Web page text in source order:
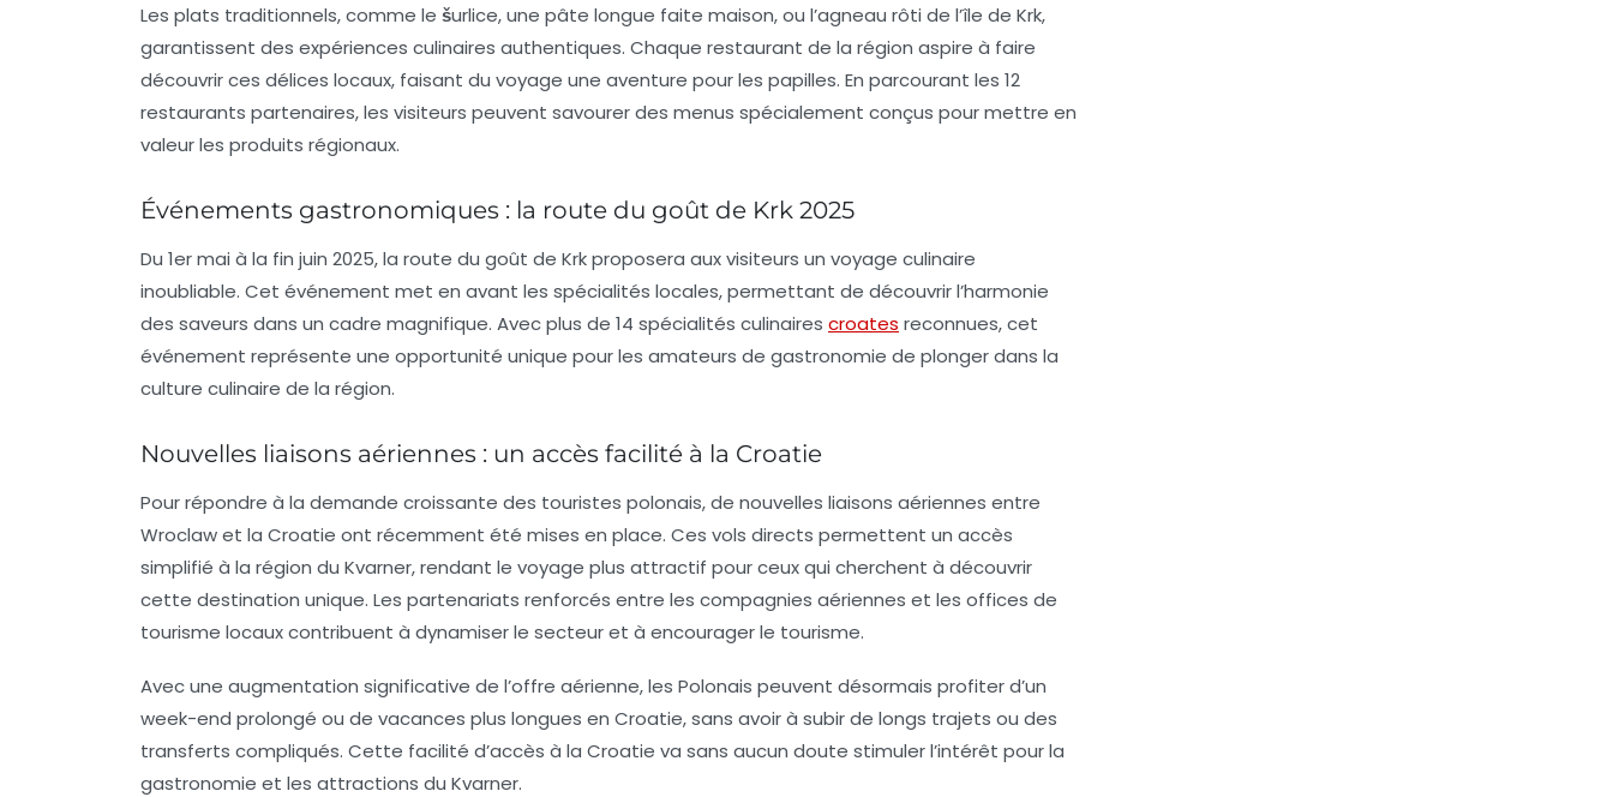
Les plats traditionnels, comme le šurlice, une pâte longue faite maison, ou l’agneau rôti de l’île de Krk,
garantissent des expériences culinaires authentiques. Chaque restaurant de la région aspire à faire
découvrir ces délices locaux, faisant du voyage une aventure pour les papilles. En parcourant les 12
restaurants partenaires, les visiteurs peuvent savourer des menus spécialement conçus pour mettre en
valeur les produits régionaux.
Événements gastronomiques : la route du goût de Krk 2025
Du 1er mai à la fin juin 2025, la route du goût de Krkproposera aux visiteurs un voyage culinaire
inoubliable. Cet événement met en avant les spécialités locales, permettant de découvrir l’harmonie
des saveurs dans un cadre magnifique. Avec plus de 14 spécialités culinaires croates reconnues, cet
événement représente une opportunité unique pour les amateurs de gastronomie de plonger dans la
culture culinaire de la région.
Nouvelles liaisons aériennes : un accès facilité à la Croatie
Pour répondre à la demande croissante des touristes polonais, de nouvelles liaisons aériennes entre
Wroclaw et la Croatie ont récemment été mises en place. Ces vols directs permettent un accès
simplifié à la région du Kvarner, rendant le voyage plus attractif pour ceux qui cherchent à découvrir
cette destination unique. Les partenariats renforcés entre les compagnies aériennes et les offices de
tourisme locaux contribuent à dynamiser le secteur et à encourager le tourisme.
Avec une augmentation significative de l’offre aérienne, les Polonais peuvent désormais profiter d’un
week-end prolongé ou de vacances plus longues en Croatie, sans avoir à subir de longs trajets ou des
transferts compliqués. Cette facilité d’accès à la Croatie va sans aucun doute stimuler l’intérêt pour la
gastronomie et les attractions du Kvarner.